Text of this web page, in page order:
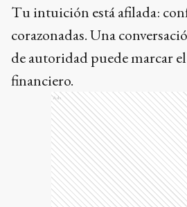
Tu intuición está afilada:
corazonadas. Una
de autoridad puede marcar
financiero.
Ads